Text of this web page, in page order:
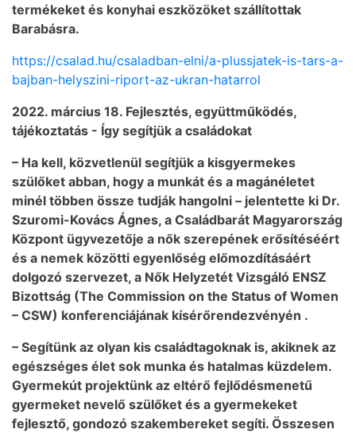
termékeket és konyhai eszközöket szállítottak
Barabásra.
https://csalad.hu/csaladban-elni/a-plussjatek-is-tars-a-
bajban-helyszini-riport-az-ukran-hatarrol
2022. március 18. Fejlesztés, együttműködés,
tájékoztatás - Így segítjük a családokat
– Ha kell, közvetlenül segítjük a kisgyermekes
szülőket abban, hogy a munkát és a magánéletet
minél többen össze tudják hangolni – jelentette ki Dr.
Szuromi-Kovács Ágnes, a Családbarát Magyarország
Központ ügyvezetője a nők szerepének erősítéséért
és a nemek közötti egyenlőség előmozdításáért
dolgozó szervezet, a Nők Helyzetét Vizsgáló ENSZ
Bizottság (The Commission on the Status of Women
– CSW) konferenciájának kísérőrendezvényén .
– Segítünk az olyan kis családtagoknak is, akiknek az
egészséges élet sok munka és hatalmas küzdelem.
Gyermekút projektünk az eltérő fejlődésmenetű
gyermeket nevelő szülőket és a gyermekeket
fejlesztő, gondozó szakembereket segíti. Összesen